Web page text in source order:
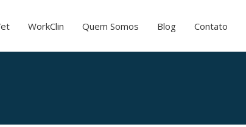
WorkClin Quem Somos Blog Contato